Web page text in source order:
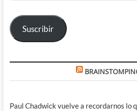
electrónico
Suscribir
Paul Chadwick vuelve a recordarnos lo